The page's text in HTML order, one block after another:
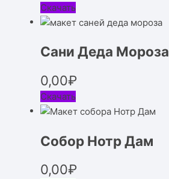
Скачать
Сани Деда Мороза
0,00₽
Скачать
Собор Нотр Дам
0,00₽